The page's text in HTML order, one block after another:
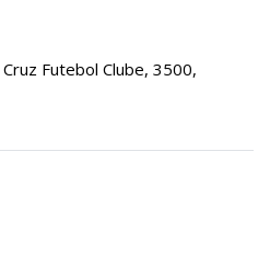
Futebol Clube, 3500,